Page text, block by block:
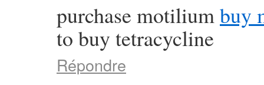
purchase motiliumbuy
to buy tetracycline
Répondre